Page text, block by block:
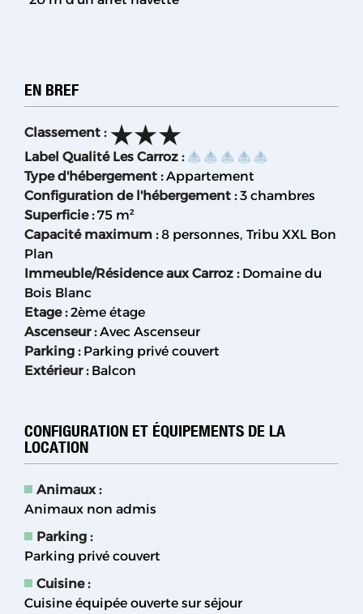
EN BREF
Classement :
Label Qualité Les Carroz :
Type d'hébergement : Appartement
Configuration de l'hébergement : 3 chambres
Superficie: 75 m²
Capacité maximum : 8 personnes Tribu XXL Bon
Plan
Immeuble/Résidence aux Carroz : Domaine du
Bois Blanc
Etage: 2ème étage
Ascenseur: Avec Ascenseur
Parking : Parking privé couvert
Extérieur: Balcon
CONFIGURATION ET ÉQUIPEMENTS DE LA
LOCATION
Animaux :
Animaux non admis
Parking :
Parking privé couvert
Cuisine:
Cuisine équipée ouverte sur séjour